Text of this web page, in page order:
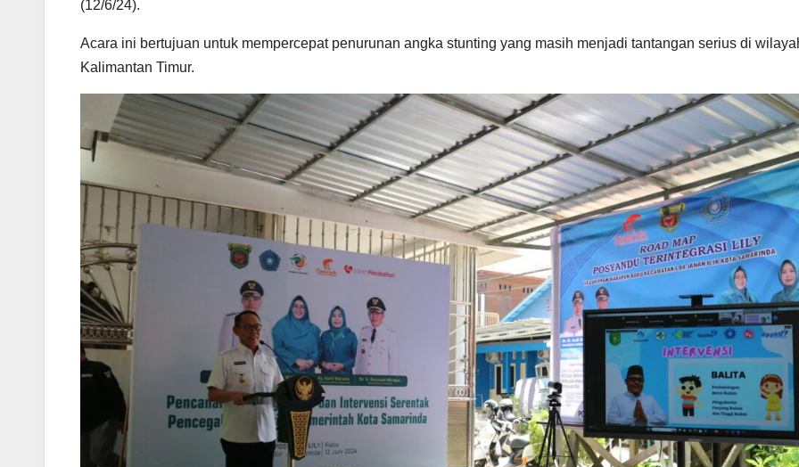
(12/6/24).
Acara ini bertujuan untuk mempercepat penurunan angka stunting yang masih menjadi tantangan serius di
Kalimantan Timur.